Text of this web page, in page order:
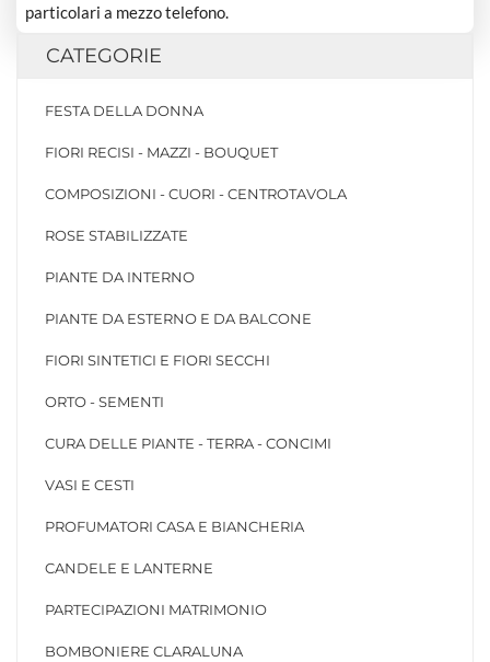
particolari a mezzo telefono.
CATEGORIE
FESTA DELLA DONNA
FIORI RECISI - MAZZI - BOUQUET
COMPOSIZIONI - CUORI - CENTROTAVOLA
ROSE STABILIZZATE
PIANTE DA INTERNO
PIANTE DA ESTERNO E DA BALCONE
FIORI SINTETICI E FIORI SECCHI
ORTO - SEMENTI
CURA DELLE PIANTE - TERRA - CONCIMI
VASI E CESTI
PROFUMATORI CASA E BIANCHERIA
CANDELE E LANTERNE
PARTECIPAZIONI MATRIMONIO
BOMBONIERE CLARALUNA